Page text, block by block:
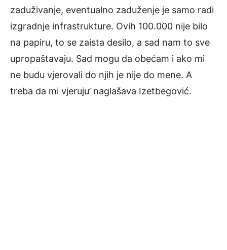
zaduživanje, eventualno zaduženje je samo radi
izgradnje infrastrukture. Ovih 100.000 nije bilo
na papiru, to se zaista desilo, a sad nam to sve
upropaštavaju. Sad mogu da obećam i ako mi
ne budu vjerovali do njih je nije do mene. A
treba da mi vjeruju’ naglašava Izetbegović.